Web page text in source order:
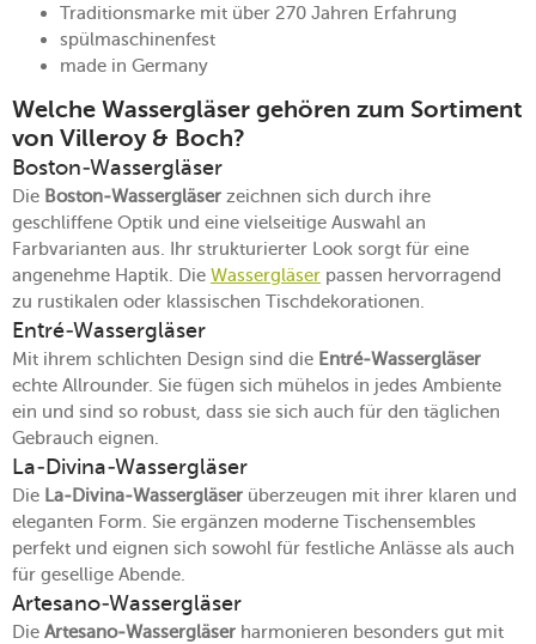
Traditionsmarke mit über 270 Jahren Erfahrung
spülmaschinenfest
made in Germany
Welche Wassergläser gehören zum Sortiment
von Villeroy & Boch?
Boston-Wassergläser
Die Boston-Wassergläser zeichnen sich durch ihre
geschliffene Optik und eine vielseitige Auswahl an
Farbvarianten aus. Ihr strukturierter Look sorgt für eine
angenehme Haptik. Die Wassergläser passen hervorragend
zu rustikalen oder klassischen Tischdekorationen.
Entré-Wassergläser
Mit ihrem schlichten Design sind die Entré-Wassergläser
echte Allrounder. Sie fügen sich mühelos in jedes Ambiente
ein und sind so robust, dass sie sich auch für den täglichen
Gebrauch eignen.
La-Divina-Wassergläser
Die La-Divina-Wassergläser überzeugen mit ihrer klaren und
eleganten Form. Sie ergänzen moderne Tischensembles
perfekt und eignen sich sowohl für festliche Anlässe als auch
für gesellige Abende.
Artesano-Wassergläser
Die Artesano-Wassergläser harmonieren besonders gut mit